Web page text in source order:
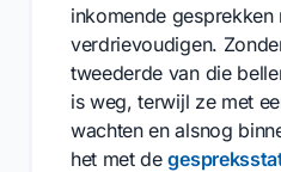
inkomende gesprekken
verdrievoudigen.
tweederde van die
is weg, terwijl ze met
wachten en alsnog
het met de